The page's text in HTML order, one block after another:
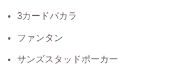
3カードバカラ
ファンタン
サンズスタッドポーカー